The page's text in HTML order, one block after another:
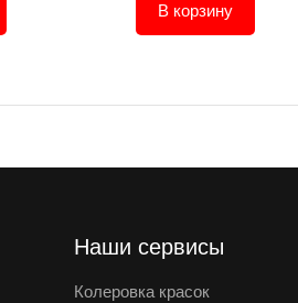
В корзину
Наши сервисы
Колеровка красок